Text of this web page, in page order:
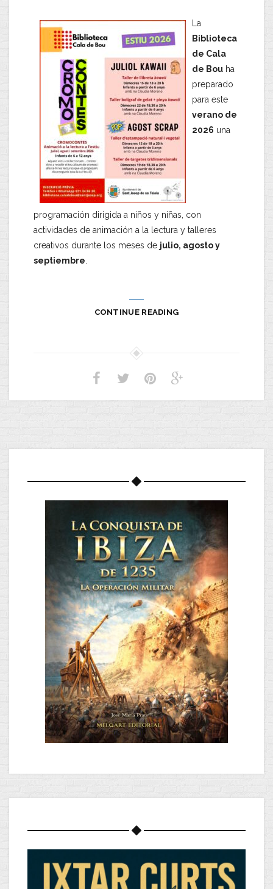
La
Biblioteca
de Cala
de Bou ha
preparado
para este
verano de
2026 una
programación dirigida a niños y niñas, con
actividades de animación a la lectura y talleres
creativos durante los meses de julio, agosto y
septiembre
CONTINUE READING